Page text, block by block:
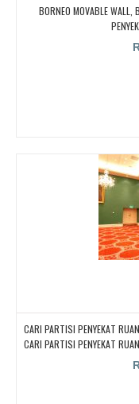
BORNEO MOVABLE WALL,
CARI PARTISI PENYEKAT
CARI PARTISI PENYEKAT
CARI PARTISI PENYEKAT
CARI PARTISI PENYEKAT
CARI PARTISI PENYEKAT